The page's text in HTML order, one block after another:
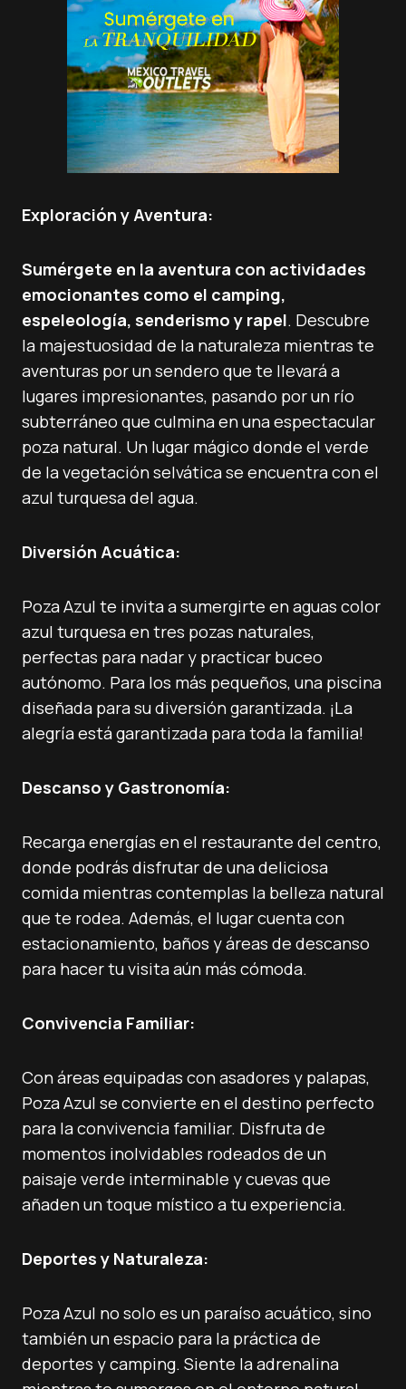
Exploración y Aventura:
Sumérgete en la aventura con actividades
emocionantes como el camping,
espeleología, senderismo y rapel. Descubre
la majestuosidad de la naturaleza mientras te
aventuras por un sendero que te llevará a
lugares impresionantes, pasando por un río
subterráneo que culmina en una espectacular
poza natural. Un lugar mágico donde el verde
de la vegetación selvática se encuentra con el
azul turquesa del agua.
Diversión Acuática:
Poza Azul te invita a sumergirte en aguas color
azul turquesa en tres pozas naturales,
perfectas para nadar y practicar buceo
autónomo. Para los más pequeños, una piscina
diseñada para su diversión garantizada. ¡La
alegría está garantizada para toda la familia!
Descanso y Gastronomía:
Recarga energías en el restaurante del centro,
donde podrás disfrutar de una deliciosa
comida mientras contemplas la belleza natural
que te rodea. Además, el lugar cuenta con
estacionamiento, baños y áreas de descanso
para hacer tu visita aún más cómoda.
Convivencia Familiar:
Con áreas equipadas con asadores y palapas,
Poza Azul se convierte en el destino perfecto
para la convivencia familiar. Disfruta de
momentos inolvidables rodeados de un
paisaje verde interminable y cuevas que
añaden un toque místico a tu experiencia.
Deportes y Naturaleza:
Poza Azul no solo es un paraíso acuático, sino
también un espacio para la práctica de
deportes y camping. Siente la adrenalina